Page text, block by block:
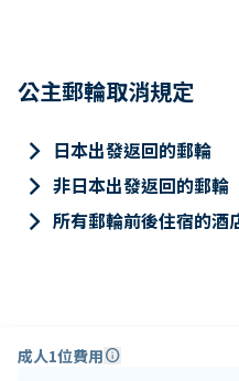
公主郵輪取消規定
keyboard_arrow_right 日本出發返回的郵輪
keyboard_arrow_right 非日本出發返回的郵輪
keyboard_arrow_right 所有郵輪前後住宿的酒
成人1位費用info